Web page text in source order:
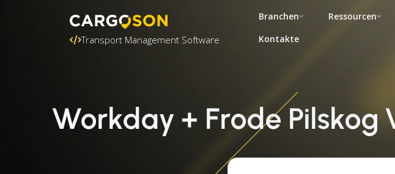
Transport Management Software
Branchen Ressourcen
Kontakte
Workday + Frode